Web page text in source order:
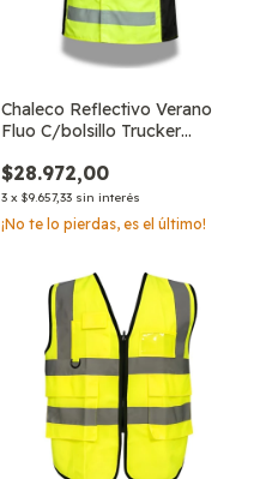
Chaleco Reflectivo Verano
Fluo C/bolsillo Trucker
$28.972,00
3 x $9.657,33 sin interés
¡No te lo pierdas, es el último!